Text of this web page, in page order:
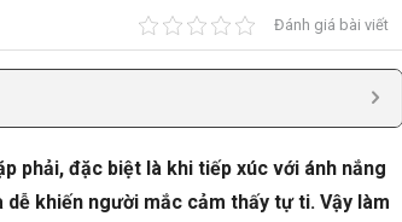
Đánh giá bài viết
phải, đặc biệt là khi tiếp xúc với ánh nắng
khiến người mắc cảm thấy tự ti. Vậy làm